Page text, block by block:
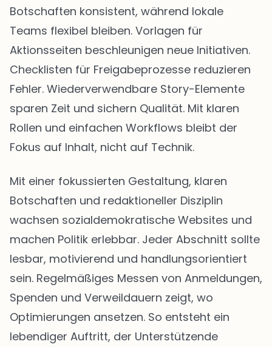
Botschaften konsistent, während lokale
Teams flexibel bleiben. Vorlagen für
Aktionsseiten beschleunigen neue Initiativen.
Checklisten für Freigabeprozesse reduzieren
Fehler. Wiederverwendbare Story-Elemente
sparen Zeit und sichern Qualität. Mit klaren
Rollen und einfachen Workflows bleibt der
Fokus auf Inhalt, nicht auf Technik.
Mit einer fokussierten Gestaltung, klaren
Botschaften und redaktioneller Disziplin
wachsen sozialdemokratische Websites und
machen Politik erlebbar. Jeder Abschnitt sollte
lesbar, motivierend und handlungsorientiert
sein. Regelmäßiges Messen von Anmeldungen,
Spenden und Verweildauern zeigt, wo
Optimierungen ansetzen. So entsteht ein
lebendiger Auftritt, der Unterstützende